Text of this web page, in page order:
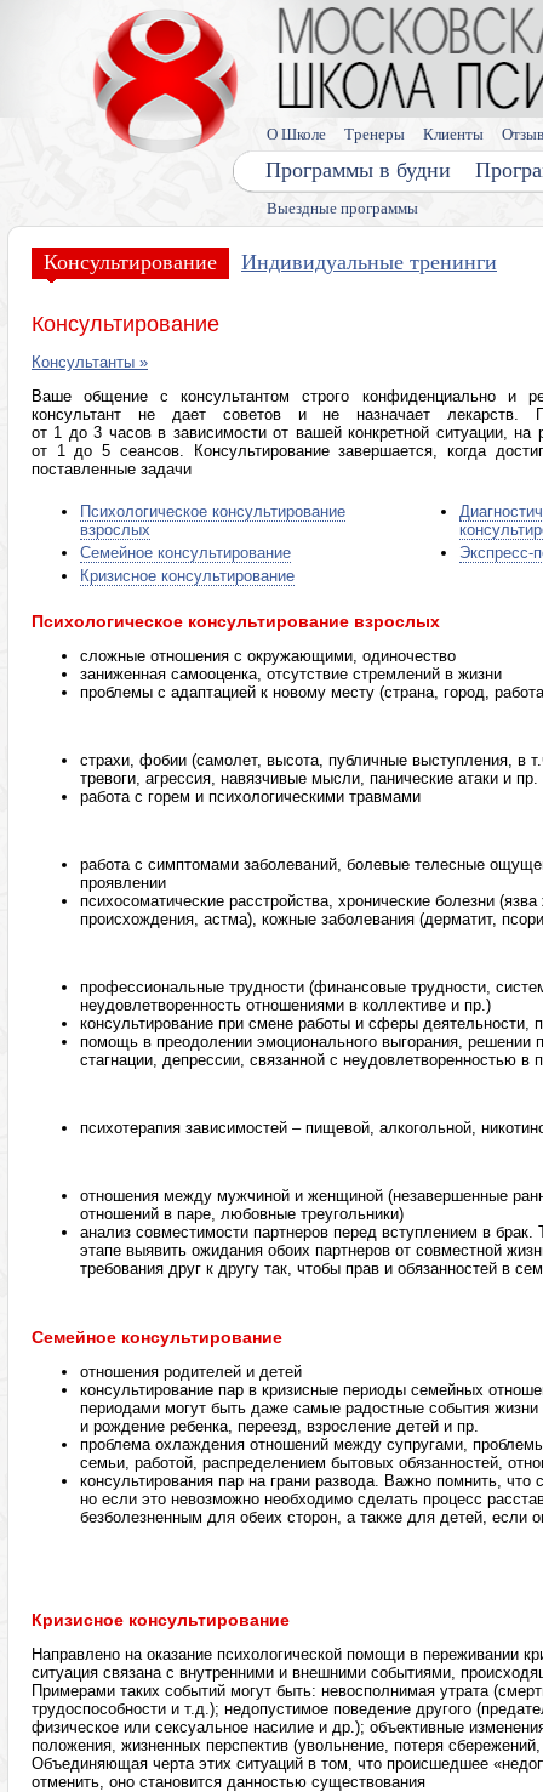
Выездные программы
Программы в будни
О Школе Тренеры Клиенты
Консультирование Индивидуальные тренинги
Консультирование
Консультанты »
Ваше общение с консультантом строго конфиденциально и
консультант не дает советов и не назначает лекарств.
от 1 до 3 часов в зависимости от вашей конкретной ситуации, на
от 1 до 5 сеансов. Консультирование завершается, когда
поставленные задачи
Психологическое консультирование
взрослых
Семейное консультирование
Кризисное консультирование
Экспресс-
Психологическое консультирование взрослых
сложные отношения с окружающими, одиночество
заниженная самооценка, отсутствие стремлений в жизни
проблемы с адаптацией к новому месту (страна, город,
страхи, фобии (самолет, высота, публичные выступления, в
тревоги, агрессия, навязчивые мысли, панические атаки и пр.
работа с горем и психологическими травмами
работа с симптомами заболеваний, болевые телесные
проявлении
психосоматические расстройства, хронические болезни
происхождения, астма), кожные заболевания (дерматит,
профессиональные трудности (финансовые трудности,
неудовлетворенность отношениями в коллективе и пр.)
консультирование при смене работы и сферы деятельности,
помощь в преодолении эмоционального выгорания, решении
стагнации, депрессии, связанной с неудовлетворенностью
психотерапия зависимостей – пищевой, алкогольной,
отношения между мужчиной и женщиной (незавершенные
отношений в паре, любовные треугольники)
анализ совместимости партнеров перед вступлением в брак.
этапе выявить ожидания обоих партнеров от совместной
требования друг к другу так, чтобы прав и обязанностей в
Семейное консультирование
отношения родителей и детей
консультирование пар в кризисные периоды семейных
периодами могут быть даже самые радостные события
и рождение ребенка, переезд, взросление детей и пр.
проблема охлаждения отношений между супругами,
семьи, работой, распределением бытовых обязанностей,
консультирования пар на грани развода. Важно помнить,
но если это невозможно необходимо сделать процесс
безболезненным для обеих сторон, а также для детей, если
Кризисное консультирование
Направлено на оказание психологической помощи в переживании
ситуация связана с внутренними и внешними событиями,
Примерами таких событий могут быть: невосполнимая утрата
трудоспособности и т.д.); недопустимое поведение другого
физическое или сексуальное насилие и др.); объективные
положения, жизненных перспектив (увольнение, потеря
Объединяющая черта этих ситуаций в том, что происшедшее
отменить, оно становится данностью существования